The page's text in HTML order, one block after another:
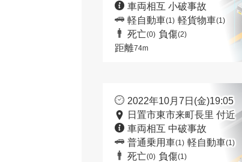
車両相互 小破事故
軽自動車(1) 軽貨物車(1)
死亡(0) 負傷(2)
距離74m
2022年10月7日(金)19:05
日置市東市来町長里 付近
車両相互 中破事故
普通乗用車(1) 軽自動車(1)
死亡(0) 負傷(1)